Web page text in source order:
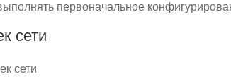
первоначальное
сети